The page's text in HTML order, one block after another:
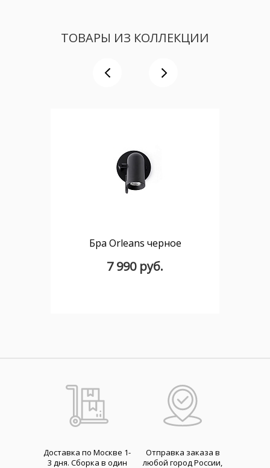
ТОВАРЫ ИЗ КОЛЛЕКЦИИ
Бра Orleans черное
7 990 руб.
Доставка по Москве 1-
3 дня. Cборка в один
Отправка заказа в
любой город России,